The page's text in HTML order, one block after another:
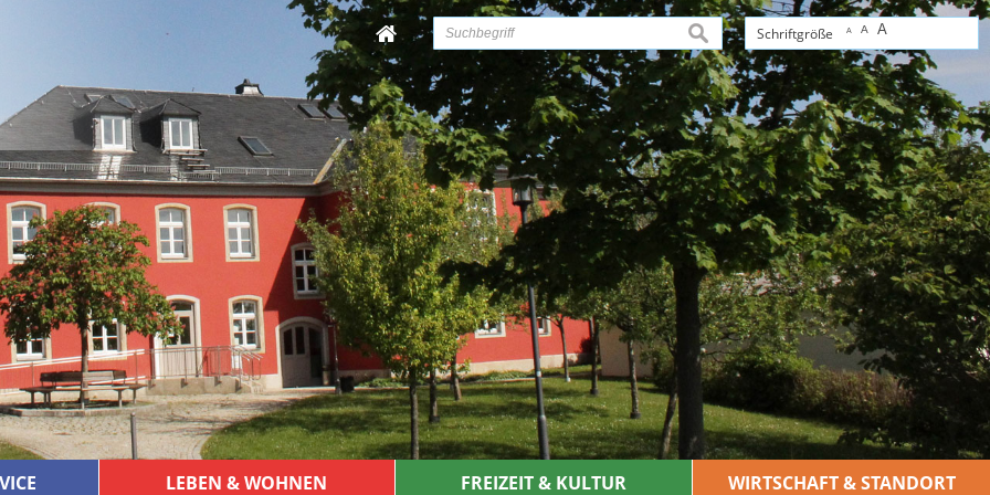
Schriftgröße A A A
suchen
LEBEN & WOHNEN FREIZEIT & KULTUR WIRTSCHAFT & STANDORT